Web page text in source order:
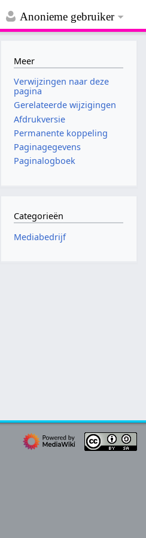
Anonieme gebruiker
Meer
Verwijzingen naar deze
pagina
Gerelateerde wijzigingen
Afdrukversie
Permanente koppeling
Paginagegevens
Paginalogboek
Categorieën
Mediabedrijf